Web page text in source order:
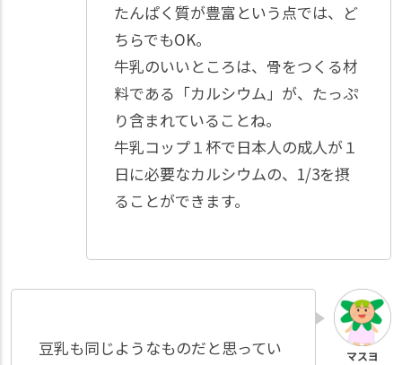
たんぱく質が豊富という点では、ど
ちらでもOK。
牛乳のいいところは、骨をつくる材
料である「カルシウム」が、たっぷ
り含まれていることね。
牛乳コップ１杯で日本人の成人が１
日に必要なカルシウムの、1/3を摂
ることができます。
豆乳も同じようなものだと思ってい